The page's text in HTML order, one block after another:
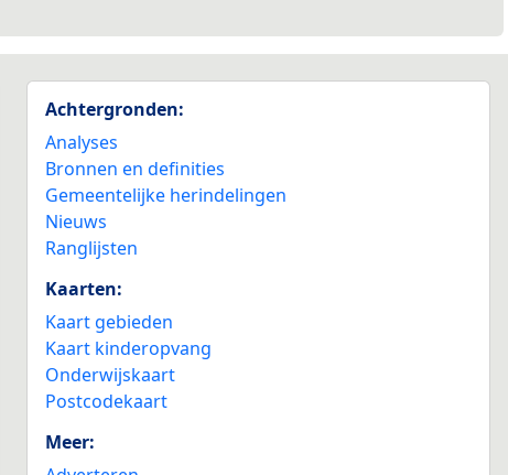
Achtergronden:
Analyses
Bronnen en definities
Gemeentelijke herindelingen
Nieuws
Ranglijsten
Kaarten:
Kaart gebieden
Kaart kinderopvang
Onderwijskaart
Postcodekaart
Meer: